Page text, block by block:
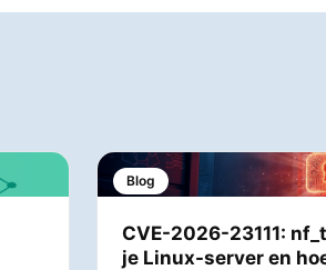
Blog
CVE-2026-23111:
je Linux-server en